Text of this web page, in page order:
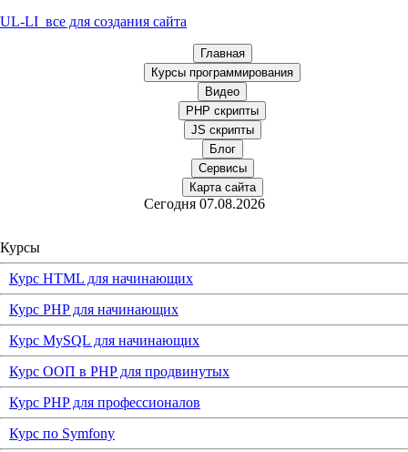
UL-LI все для создания сайта
Главная
Курсы программирования
Видео
PHP скрипты
JS скрипты
Блог
Сервисы
Карта сайта
Сегодня 07.08.2026
Курсы
Курс HTML для начинающих
Курс PHP для начинающих
Курс MySQL для начинающих
Курс ООП в PHP для продвинутых
Курс PHP для профессионалов
Курс по Symfony